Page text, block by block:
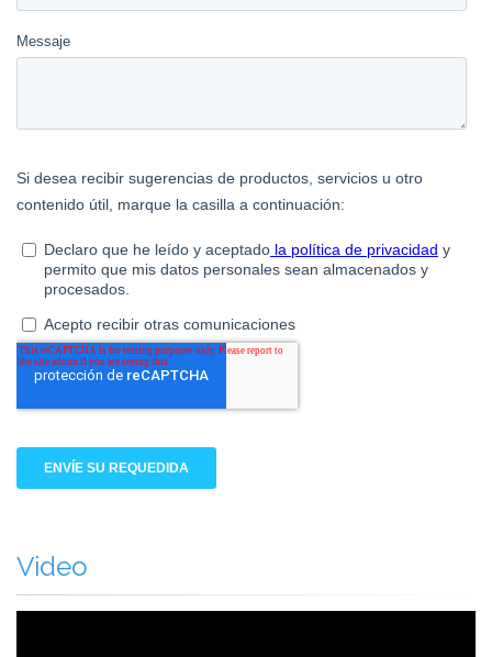
Video